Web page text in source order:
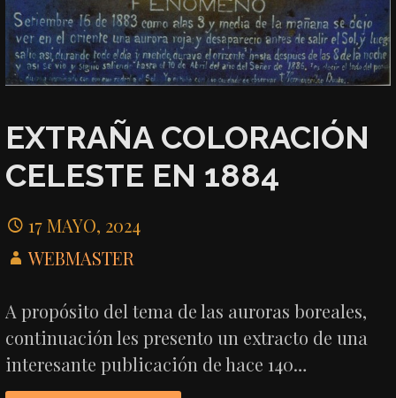
EXTRAÑA COLORACIÓN
CELESTE EN 1884
17 MAYO, 2024
WEBMASTER
A propósito del tema de las auroras boreales,
continuación les presento un extracto de una
interesante publicación de hace 140…